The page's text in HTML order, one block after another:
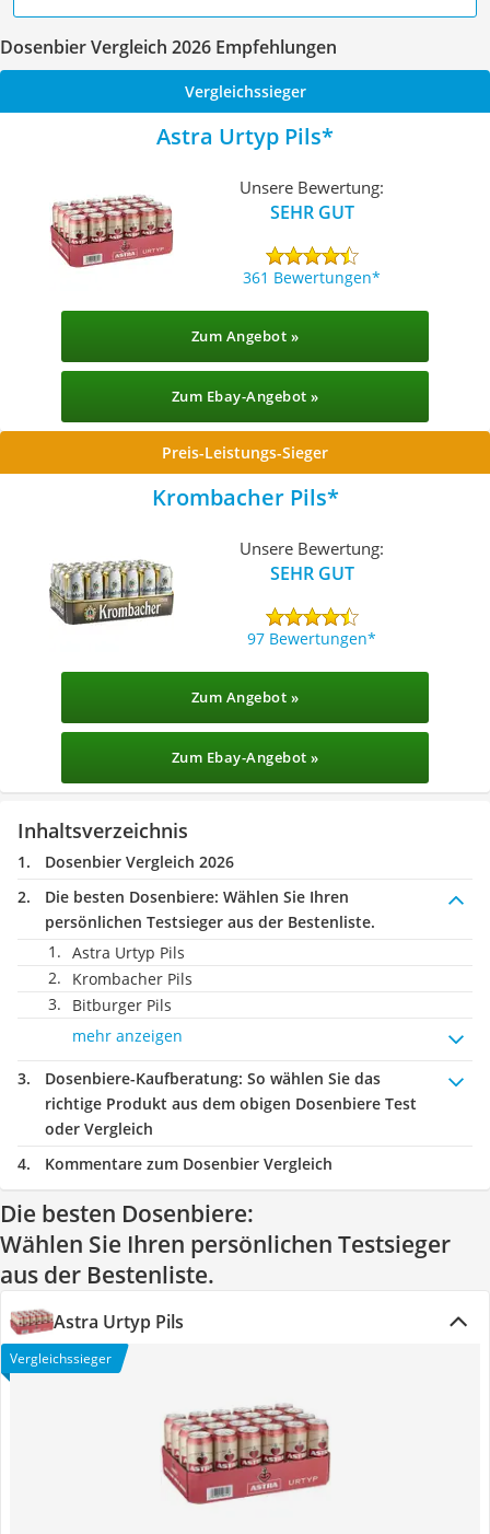
Dosenbier Vergleich 2026 Empfehlungen
Vergleichssieger
Astra Urtyp Pils
Unsere Bewertung:
SEHR GUT
361 Bewertungen
Zum Angebot »
Zum Ebay-Angebot »
Preis-Leistungs-Sieger
Krombacher Pils
Unsere Bewertung:
SEHR GUT
97 Bewertungen
Zum Angebot »
Zum Ebay-Angebot »
Inhaltsverzeichnis
Dosenbier Vergleich 2026
Die besten Dosenbiere: Wählen Sie Ihren
persönlichen Testsieger aus der Bestenliste.
Astra Urtyp Pils
Krombacher Pils
Bitburger Pils
mehr anzeigen
Dosenbiere-Kaufberatung: So wählen Sie das
richtige Produkt aus dem obigen Dosenbiere Test
oder Vergleich
Kommentare zum Dosenbier Vergleich
Die besten Dosenbiere:
Wählen Sie Ihren persönlichen Testsieger
aus der Bestenliste.
Astra Urtyp Pils
Vergleichssieger